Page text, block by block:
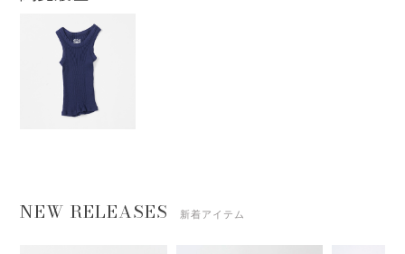
NEW RELEASES 新着アイテム